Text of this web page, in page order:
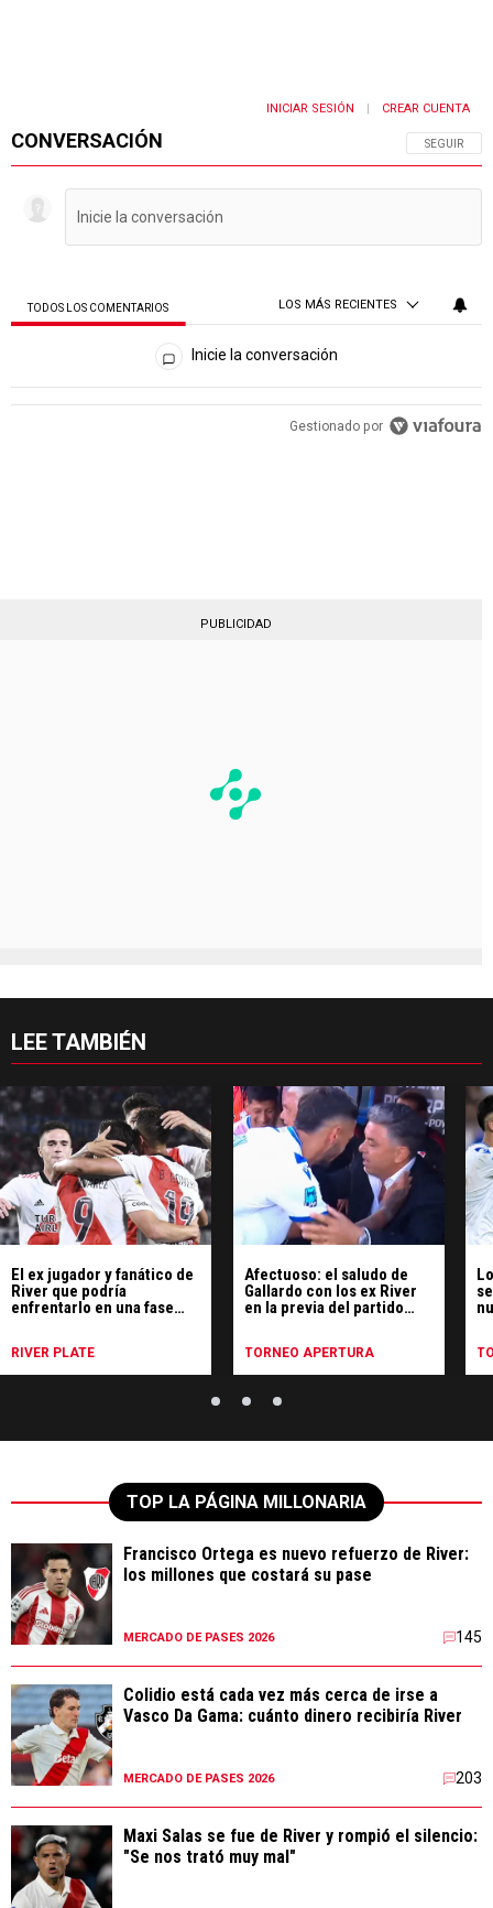
CONVERSACIÓN SIGA ESTA
SEGUIR
INICIAR SESIÓN CREAR CUENTA
TODOS LOS COMENTARIOS LOS MÁS RECIENTES
Todos los comentarios
Inicie la conversación
PUBLICIDAD
LEE TAMBIÉN
El ex jugador y fanático de
River que podría
enfrentarlo en una fase
RIVER PLATE
Afectuoso: el saludo de
Gallardo con los ex River
en la previa del partido
TORNEO APERTURA
TOP LA PÁGINA MILLONARIA
Francisco Ortega es nuevo refuerzo de River:
los millones que costará su pase
MERCADO DE PASES 2026 145
Colidio está cada vez más cerca de irse a
Vasco Da Gama: cuánto dinero recibiría River
MERCADO DE PASES 2026 203
Maxi Salas se fue de River y rompió el silencio:
"Se nos trató muy mal"